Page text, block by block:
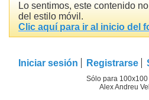
Lo sentimos, este contenido
del estilo móvil.
Clic aquí para ir al inicio del
Iniciar sesión Registrarse
Sólo para
Alex Andreu